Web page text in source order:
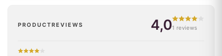
PRODUCTREVIEWS 4,01 reviews